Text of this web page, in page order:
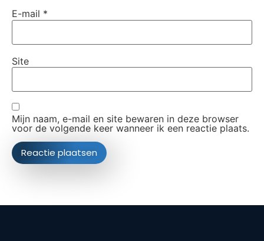
E-mail *
Site
Mijn naam, e-mail en site bewaren in deze browser
voor de volgende keer wanneer ik een reactie plaats.